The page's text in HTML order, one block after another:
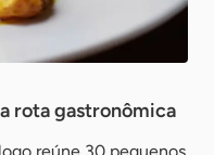
rota gastronômica